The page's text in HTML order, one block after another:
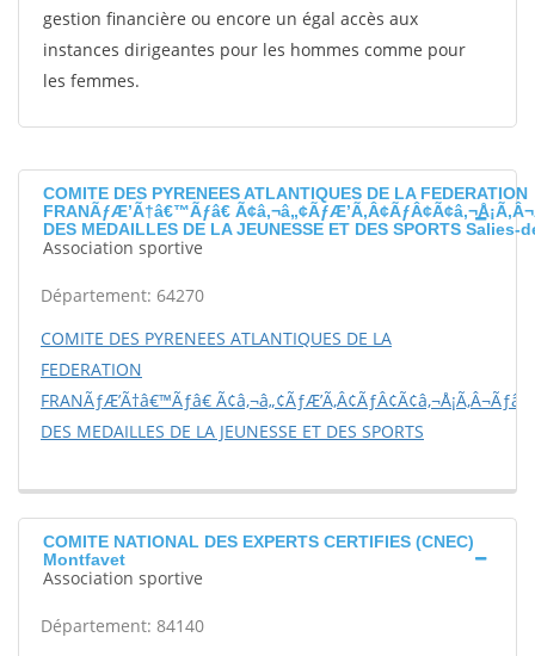
gestion financière ou encore un égal accès aux
instances dirigeantes pour les hommes comme pour
les femmes.
COMITE DES PYRENEES ATLANTIQUES DE LA FEDERATION
FRANÃƒÆ’Ã†â€™Ãƒâ€
DES MEDAILLES DE LA JEUNESSE ET DES SPORTS Salies-
Association sportive
Département: 64270
COMITE DES PYRENEES ATLANTIQUES DE LA
FEDERATION
FRANÃƒÆ’Ã†â€™Ãƒâ€
DES MEDAILLES DE LA JEUNESSE ET DES SPORTS
COMITE NATIONAL DES EXPERTS CERTIFIES (CNEC)
Montfavet
Association sportive
Département: 84140